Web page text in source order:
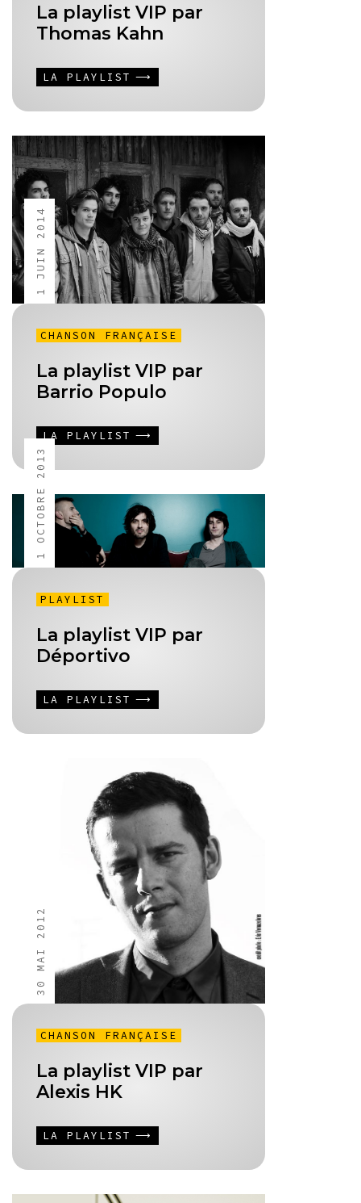
La playlist VIP par
Thomas Kahn
LA PLAYLIST
1 JUIN 2014
CHANSON FRANÇAISE
La playlist VIP par
Barrio Populo
LA PLAYLIST
1 OCTOBRE 2013
PLAYLIST
La playlist VIP par
Déportivo
LA PLAYLIST
30 MAI 2012
CHANSON FRANÇAISE
La playlist VIP par
Alexis HK
LA PLAYLIST